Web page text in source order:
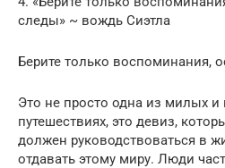
следы» ~ вождь Сиэтла
Берите только воспоминания,
Это не просто одна из милых и
путешествиях, это девиз,
должен руководствоваться в
отдавать этому миру. Люди